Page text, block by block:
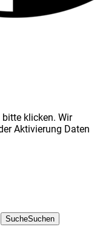
bitte klicken. Wir
Aktivierung Daten
SucheSuchen